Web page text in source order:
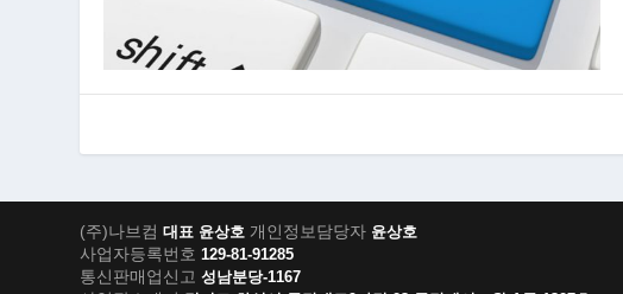
(주)나브컴대표 윤상호 개인정보담당자 윤상호
사업자등록번호 129-81-91285
통신판매업신고성남분당-1167